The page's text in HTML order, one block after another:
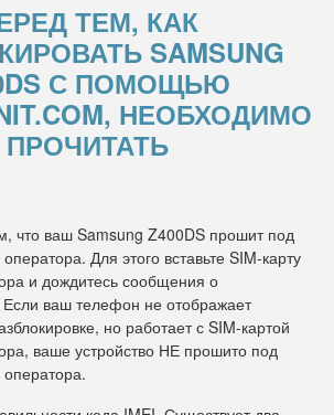
ТЕМ, КАК
SAMSUNG
С ПОМОЩЬЮ
НЕОБХОДИМО
ПРОЧИТАТЬ
что ваш Samsung Z400DS прошит под
Для этого вставьте SIM-карту
и дождитесь сообщения о
Если ваш телефон не отображает
но работает с SIM-картой
ваше устройство НЕ прошито под